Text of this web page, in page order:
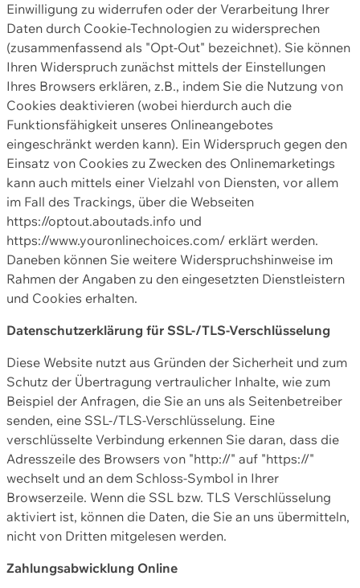
Einwilligung zu widerrufen oder der Verarbeitung Ihrer
Daten durch Cookie-Technologien zu widersprechen
(zusammenfassend als "Opt-Out" bezeichnet). Sie können
Ihren Widerspruch zunächst mittels der Einstellungen
Ihres Browsers erklären, z.B., indem Sie die Nutzung von
Cookies deaktivieren (wobei hierdurch auch die
Funktionsfähigkeit unseres Onlineangebotes
eingeschränkt werden kann). Ein Widerspruch gegen den
Einsatz von Cookies zu Zwecken des Onlinemarketings
kann auch mittels einer Vielzahl von Diensten, vor allem
im Fall des Trackings, über die Webseiten
https://optout.aboutads.info und
https://www.youronlinechoices.com/ erklärt werden.
Daneben können Sie weitere Widerspruchshinweise im
Rahmen der Angaben zu den eingesetzten Dienstleistern
und Cookies erhalten.
Datenschutzerklärung für SSL-/TLS-Verschlüsselung
Diese Website nutzt aus Gründen der Sicherheit und zum
Schutz der Übertragung vertraulicher Inhalte, wie zum
Beispiel der Anfragen, die Sie an uns als Seitenbetreiber
senden, eine SSL-/TLS-Verschlüsselung. Eine
verschlüsselte Verbindung erkennen Sie daran, dass die
Adresszeile des Browsers von "http://" auf "https://"
wechselt und an dem Schloss-Symbol in Ihrer
Browserzeile. Wenn die SSL bzw. TLS Verschlüsselung
aktiviert ist, können die Daten, die Sie an uns übermitteln,
nicht von Dritten mitgelesen werden.
Zahlungsabwicklung Online